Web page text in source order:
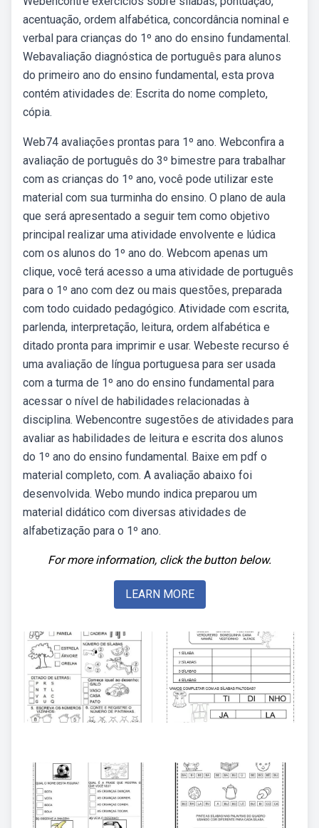
acentuação, ordem alfabética, concordância nominal e
verbal para crianças do 1º ano do ensino fundamental.
Webavaliação diagnóstica de português para alunos
do primeiro ano do ensino fundamental, esta prova
contém atividades de: Escrita do nome completo,
cópia.
Web74 avaliações prontas para 1º ano. Webconfira a
avaliação de português do 3º bimestre para trabalhar
com as crianças do 1º ano, você pode utilizar este
material com sua turminha do ensino. O plano de aula
que será apresentado a seguir tem como objetivo
principal realizar uma atividade envolvente e lúdica
com os alunos do 1º ano do. Webcom apenas um
clique, você terá acesso a uma atividade de português
para o 1º ano com dez ou mais questões, preparada
com todo cuidado pedagógico. Atividade com escrita,
parlenda, interpretação, leitura, ordem alfabética e
ditado pronta para imprimir e usar. Webeste recurso é
uma avaliação de língua portuguesa para ser usada
com a turma de 1º ano do ensino fundamental para
acessar o nível de habilidades relacionadas à
disciplina. Webencontre sugestões de atividades para
avaliar as habilidades de leitura e escrita dos alunos
do 1º ano do ensino fundamental. Baixe em pdf o
material completo, com. A avaliação abaixo foi
desenvolvida. Webo mundo indica preparou um
material didático com diversas atividades de
alfabetização para o 1º ano.
For more information, click the button below.
LEARN MORE